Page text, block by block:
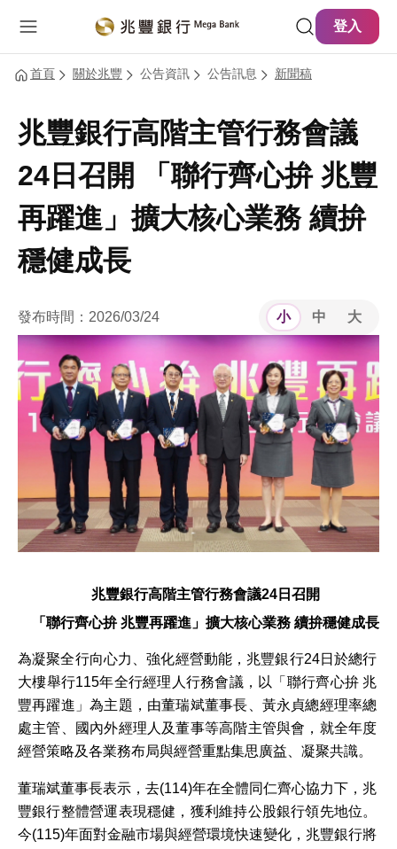
登入
首頁 關於兆豐 公告資訊 公告訊息 新聞稿
兆豐銀行高階主管行務會議
24日召開 「聯行齊心拚 兆豐
再躍進」擴大核心業務 續拚
穩健成長
發布時間：2026/03/24 小 中 大
兆豐銀行高階主管行務會議24 日召開
「聯行齊心拚 兆豐再躍進」擴大核心業務 續拚穩健成長
為凝聚全行向心力、強化經營動能，兆豐銀行24日於總行
大樓舉行115年全行經理人行務會議，以「 聯行齊心拚 兆
豐再躍進 」為主題，由董瑞斌董事長、黃永貞總經理率總
處主管、國內外經理人及董事等高階主管與會，就全年度
經營策略及各業務布局與經營重點集思廣益、凝聚共識。
董瑞斌董事長表示，去(114)年在全體同仁齊心協力下，兆
豐銀行整體營運表現穩健，獲利維持公股銀行領先地位。
今(115)年面對金融市場與經營環境快速變化，兆豐銀行將